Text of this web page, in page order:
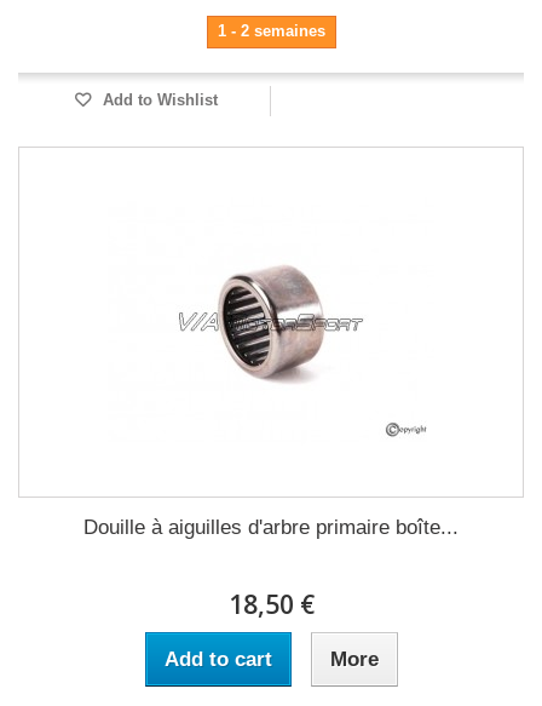
1 - 2 semaines
Add to Wishlist
Douille à aiguilles d'arbre primaire boîte...
18,50 €
Add to cart More